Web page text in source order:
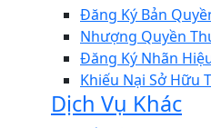
Đăng Ký Bản
Nhượng Quyền
Đăng Ký Nhãn
Khiếu Nại Sở Hữu
Dịch Vụ Khác